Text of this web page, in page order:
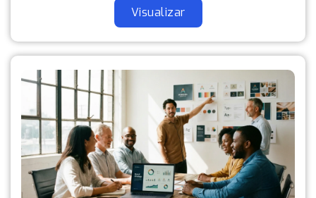
Visualizar